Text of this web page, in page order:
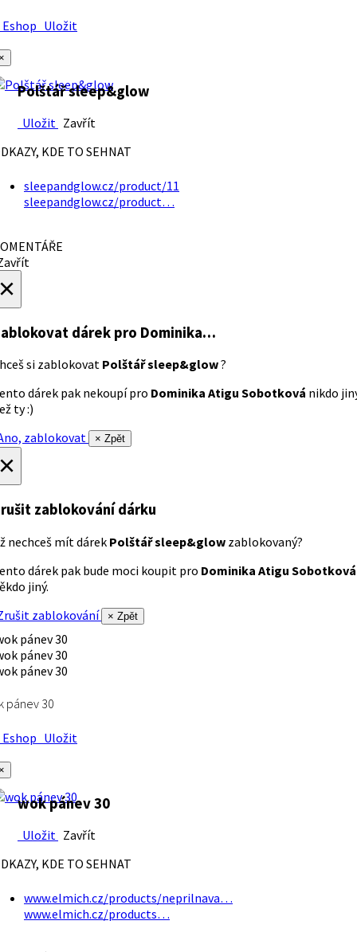
Uložit
Polštář sleep&glow
Uložit Zavřít
KDE TO SEHNAT
sleepandglow.cz/product/11
sleepandglow.cz/product…
dárek pro Dominika…
si zablokovat Polštář sleep&glow?
dárek pak nekoupí pro Dominika Atigu Sobotková nikdo
ty :)
zablokovat
× Zpět
zablokování dárku
nechceš mít dárek Polštář sleep&glow zablokovaný?
dárek pak bude moci koupit pro Dominika Atigu Sobotková
jiný.
zablokování
× Zpět
pánev 30
Uložit
wok pánev 30
Uložit Zavřít
KDE TO SEHNAT
www.elmich.cz/products/neprilnava…
www.elmich.cz/products…